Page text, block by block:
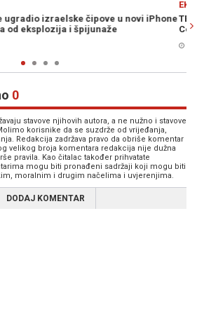
U SVIJETU TEHNOLOGIJE: Povlači se
dolazi čovjek koji je stvorio iPad
0
stavove njihovih autora, a ne nužno i stavove
korisnike da se suzdrže od vrijeđanja,
Redakcija zadržava pravo da obriše komentar
velikog broja komentara redakcija nije dužna
pravila. Kao čitalac također prihvatate
mogu biti pronađeni sadržaji koji mogu biti
moralnim i drugim načelima i uvjerenjima.
DODAJ KOMENTAR